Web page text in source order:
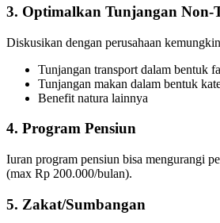
3. Optimalkan Tunjangan Non-
Diskusikan dengan perusahaan
Tunjangan transport dalam bentuk
Tunjangan makan dalam bentuk
Benefit natura lainnya
4. Program Pensiun
Iuran program pensiun bisa mengurangi
(max Rp 200.000/bulan).
5. Zakat/Sumbangan